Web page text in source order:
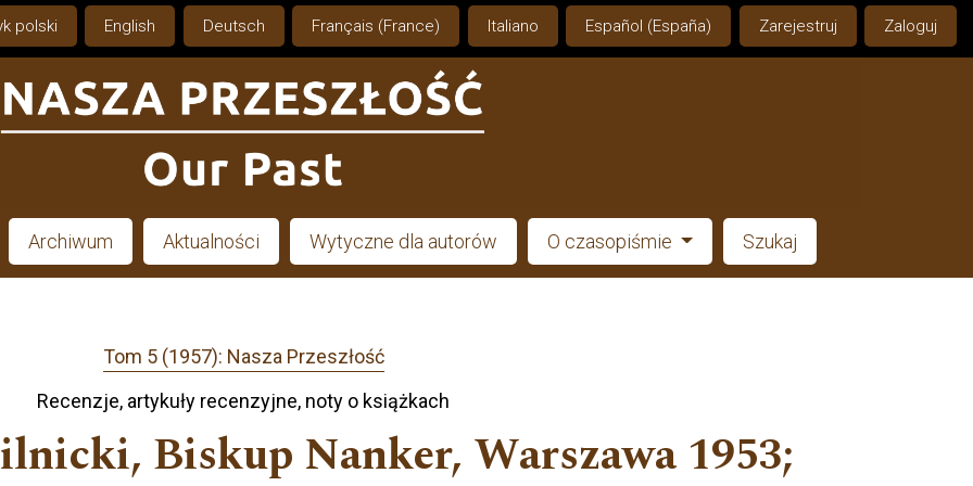
polski English Deutsch Français (France) Italiano Español (España) Zarejestruj Zaloguj
Archiwum Aktualności Wytyczne dla autorów O czasopiśmie Szukaj
Tom 5 (1957): Nasza Przeszłość
Recenzje, artykuły recenzyjne, noty o książkach
Biskup Nanker, Warszawa 1953;